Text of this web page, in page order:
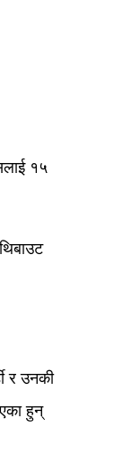
१५
र उनकी
हुन्